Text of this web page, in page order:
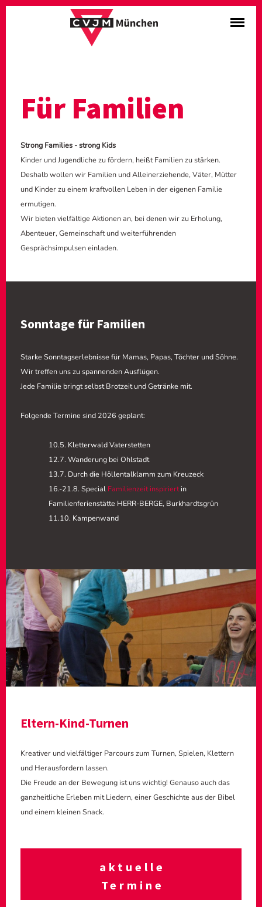
Für Familien
Strong Families - strong Kids
Kinder und Jugendliche zu fördern, heißt Familien zu stärken.
Deshalb wollen wir Familien und Alleinerziehende, Väter, Mütter
und Kinder zu einem kraftvollen Leben in der eigenen Familie
ermutigen.
Wir bieten vielfältige Aktionen an, bei denen wir zu Erholung,
Abenteuer, Gemeinschaft und weiterführenden
Gesprächsimpulsen einladen.
Sonntage für Familien
Starke Sonntagserlebnisse für Mamas, Papas, Töchter und Söhne.
Wir treffen uns zu spannenden Ausflügen.
Jede Familie bringt selbst Brotzeit und Getränke mit.
Folgende Termine sind 2026 geplant:
10.5. Kletterwald Vaterstetten
12.7. Wanderung bei Ohlstadt
13.7. Durch die Höllentalklamm zum Kreuzeck
16.-21.8. Special Familienzeit inspiriertin
Familienferienstätte HERR-BERGE, Burkhardtsgrün
11.10. Kampenwand
Eltern-Kind-Turnen
Kreativer und vielfältiger Parcours zum Turnen, Spielen, Klettern
und Herausfordern lassen.
Die Freude an der Bewegung ist uns wichtig! Genauso auch das
ganzheitliche Erleben mit Liedern, einer Geschichte aus der Bibel
und einem kleinen Snack.
aktuelle
Termine